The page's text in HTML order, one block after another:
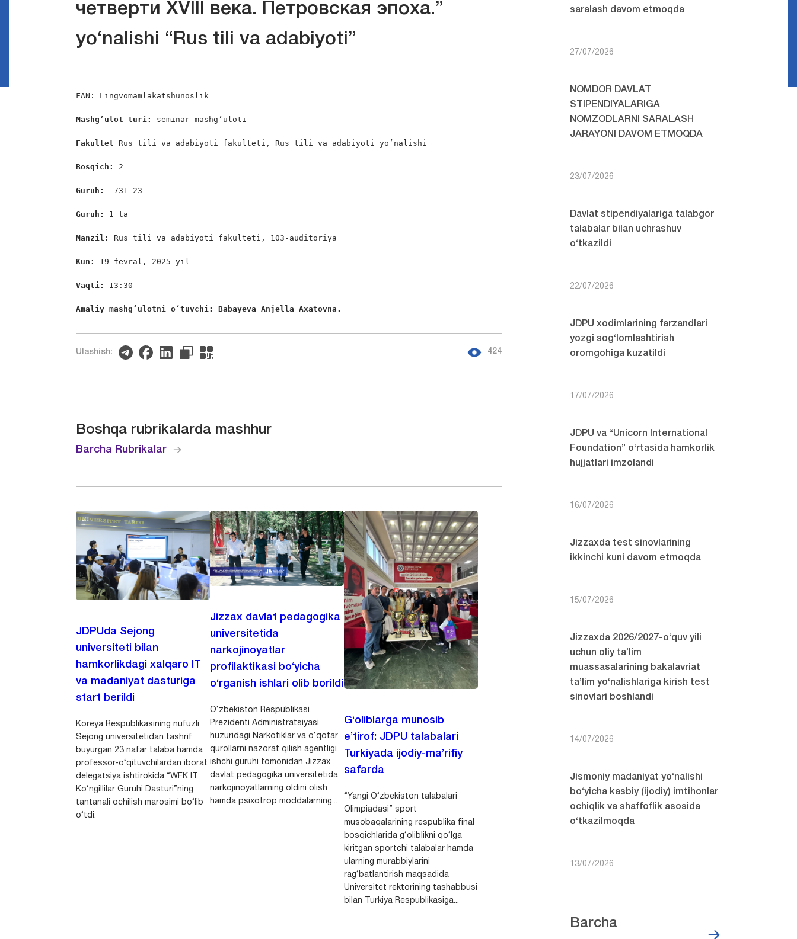
четверти XVIII века. Петровская эпоха.”
yo‘nalishi “Rus tili va adabiyoti”
FAN: Lingvomamlakatshunoslik
Mashg’ulot turi: seminar mashg’uloti
Fakultet Rus tili va adabiyoti fakulteti, Rus tili va adabiyoti yo’nalishi
Bosqich: 2
Guruh: 731-23
Guruh: 1 ta
Manzil: Rus tili va adabiyoti fakulteti, 103-auditoriya
Kun: 19-fevral, 2025-yil
Vaqti: 13:30
Amaliy mashgʻulotni oʻtuvchi: Babayeva Anjella Axatovna.
Ulashish: 424
Boshqa rubrikalarda mashhur
Barcha Rubrikalar
JDPUda Sejong
universiteti bilan
hamkorlikdagi xalqaro IT
va madaniyat dasturiga
start berildi
Koreya Respublikasining nufuzli
Sejong universitetidan tashrif
buyurgan 23 nafar talaba hamda
professor-o‘qituvchilardan iborat
delegatsiya ishtirokida “WFK IT
Ko‘ngillilar Guruhi Dasturi”ning
tantanali ochilish marosimi bo‘lib
o‘tdi.
Jizzax davlat pedagogika
universitetida
narkojinoyatlar
profilaktikasi bo‘yicha
o‘rganish ishlari olib borildi
O‘zbekiston Respublikasi
Prezidenti Administratsiyasi
huzuridagi Narkotiklar va o‘qotar
qurollarni nazorat qilish agentligi
ishchi guruhi tomonidan Jizzax
davlat pedagogika universitetida
narkojinoyatlarning oldini olish
hamda psixotrop moddalarning...
G‘oliblarga munosib
e’tirof: JDPU talabalari
Turkiyada ijodiy-ma’rifiy
safarda
“Yangi O‘zbekiston talabalari
Olimpiadasi” sport
musobaqalarining respublika final
bosqichlarida g‘oliblikni qo‘lga
kiritgan sportchi talabalar hamda
ularning murabbiylarini
rag‘batlantirish maqsadida
Universitet rektorining tashabbusi
bilan Turkiya Respublikasiga...
saralash davom etmoqda
27/07/2026
NOMDOR DAVLAT
STIPENDIYALARIGA
NOMZODLARNI SARALASH
JARAYONI DAVOM ETMOQDA
23/07/2026
Davlat stipendiyalariga talabgor
talabalar bilan uchrashuv
o‘tkazildi
22/07/2026
JDPU xodimlarining farzandlari
yozgi sog‘lomlashtirish
oromgohiga kuzatildi
17/07/2026
JDPU va “Unicorn International
Foundation” o‘rtasida hamkorlik
hujjatlari imzolandi
16/07/2026
Jizzaxda test sinovlarining
ikkinchi kuni davom etmoqda
15/07/2026
Jizzaxda 2026/2027-o‘quv yili
uchun oliy ta’lim
muassasalarining bakalavriat
ta’lim yo‘nalishlariga kirish test
sinovlari boshlandi
14/07/2026
Jismoniy madaniyat yo‘nalishi
bo‘yicha kasbiy (ijodiy) imtihonlar
ochiqlik va shaffoflik asosida
o‘tkazilmoqda
13/07/2026
Barcha